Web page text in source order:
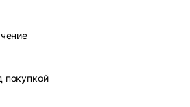
покупкой